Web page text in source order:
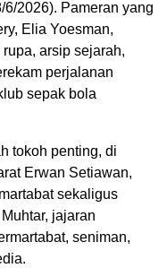
2026). Pameran yang
Elia Yoesman,
arsip sejarah,
perjalanan
sepak bola
tokoh penting, di
Erwan Setiawan,
sekaligus
jajaran
seniman,